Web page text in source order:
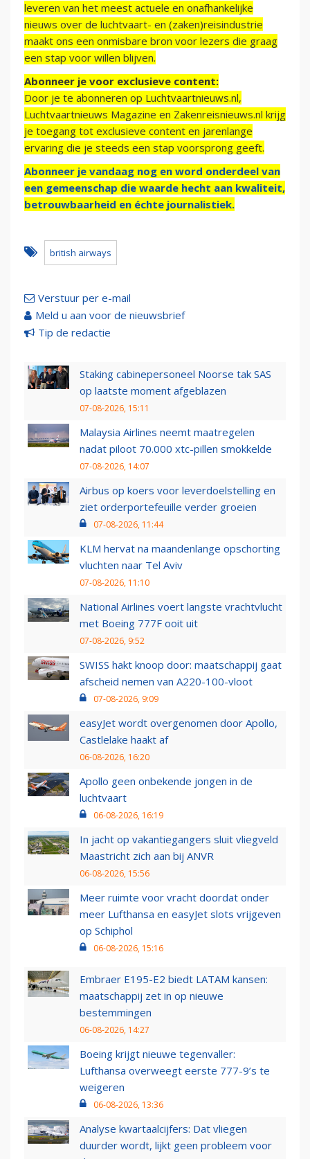
leveren van het meest actuele en onafhankelijke
nieuws over de luchtvaart- en (zaken)reisindustrie
maakt ons een onmisbare bron voor lezers die graag
een stap voor willen blijven.
Abonneer je voor exclusieve content:
Door je te abonneren op Luchtvaartnieuws.nl,
Luchtvaartnieuws Magazine en Zakenreisnieuws.nl krijg
je toegang tot exclusieve content en jarenlange
ervaring die je steeds een stap voorsprong geeft.
Abonneer je vandaag nog en word onderdeel van
een gemeenschap die waarde hecht aan kwaliteit,
betrouwbaarheid en échte journalistiek.
british airways
Verstuur per e-mail
Meld u aan voor de nieuwsbrief
Tip de redactie
Staking cabinepersoneel Noorse tak SAS
op laatste moment afgeblazen
07-08-2026, 15:11
Malaysia Airlines neemt maatregelen
nadat piloot 70.000 xtc-pillen smokkelde
07-08-2026, 14:07
Airbus op koers voor leverdoelstelling en
ziet orderportefeuille verder groeien
07-08-2026, 11:44
KLM hervat na maandenlange opschorting
vluchten naar Tel Aviv
07-08-2026, 11:10
National Airlines voert langste vrachtvlucht
met Boeing 777F ooit uit
07-08-2026, 9:52
SWISS hakt knoop door: maatschappij gaat
afscheid nemen van A220-100-vloot
07-08-2026, 9:09
easyJet wordt overgenomen door Apollo,
Castlelake haakt af
06-08-2026, 16:20
Apollo geen onbekende jongen in de
luchtvaart
06-08-2026, 16:19
In jacht op vakantiegangers sluit vliegveld
Maastricht zich aan bij ANVR
06-08-2026, 15:56
Meer ruimte voor vracht doordat onder
meer Lufthansa en easyJet slots vrijgeven
op Schiphol
06-08-2026, 15:16
Embraer E195-E2 biedt LATAM kansen:
maatschappij zet in op nieuwe
bestemmingen
06-08-2026, 14:27
Boeing krijgt nieuwe tegenvaller:
Lufthansa overweegt eerste 777-9’s te
weigeren
06-08-2026, 13:36
Analyse kwartaalcijfers: Dat vliegen
duurder wordt, lijkt geen probleem voor